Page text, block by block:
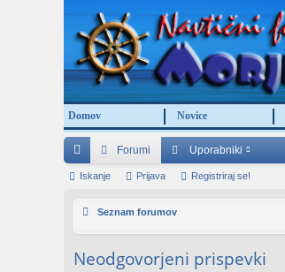
Domov Novice
itr
po
ve
Forumi Uporabniki
Iskanje Prijava Registriraj se!
Seznam forumov
Neodgovorjeni prispevki